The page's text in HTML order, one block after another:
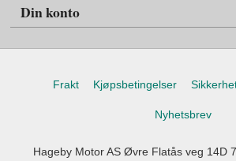
Din konto
Frakt Kjøpsbetingelser
Nyhetsbrev
Hageby Motor AS Øvre Flatås veg 14D